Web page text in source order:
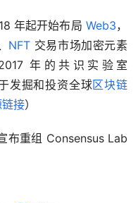
年起开始布局 Web3，
NFT 交易市场加密元素
年的共识实验室
发掘和投资全球区块链
接）
布重组 Consensus Lab